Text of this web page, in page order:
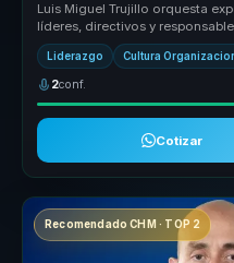
Luis Miguel Trujillo orquesta
líderes, directivos y
atrás ...
Liderazgo Cultura
2conf.
Cotizar
Recomendado CHM · TOP 2